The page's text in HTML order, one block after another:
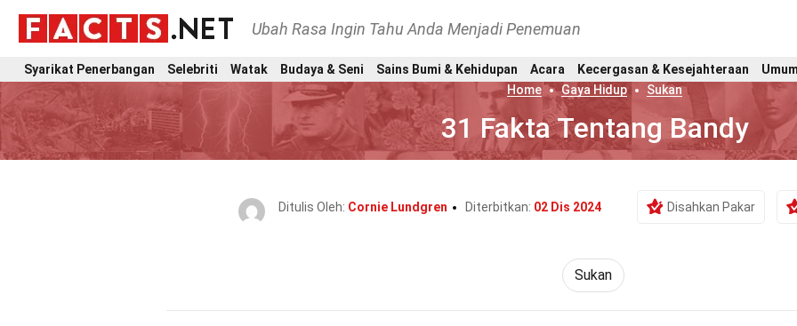
Ubah Rasa Ingin Tahu Anda Menjadi Penemuan
Syarikat Penerbangan Selebriti Watak Budaya & Seni Sains Bumi & Kehidupan Acara Kecergasan & Kesejahteraan
Home
Gaya Hidup Sukan
31 Fakta Tentang Bandy
Ditulis Oleh: Cornie Lundgren Diterbitkan: 02 Dis 2024 Disahkan Pakar
Sukan